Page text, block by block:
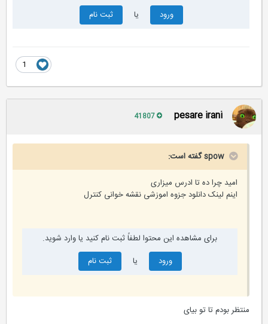
ورود
ثبت نام
pesare irani
spow گفته است:
امید چرا ده تا ادرس میزاری
اینم لینک دانلود جزوه اموزشی نقشه خوانی کنترل
برای مشاهده این محتوا لطفاً ثبت نام کنید یا وارد شوید.
ورود
ثبت نام
منتظر بودم تا تو بیای